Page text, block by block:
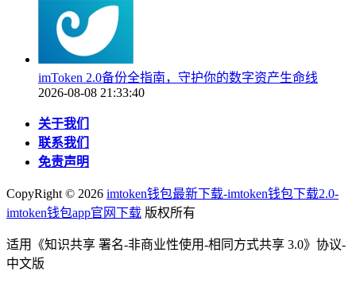
imToken 2.0备份全指南，守护你的数字资产生命线
2026-08-08 21:33:40
关于我们
联系我们
免责声明
CopyRight © 2026 imtoken钱包最新下载-imtoken钱包下载2.0-
imtoken钱包app官网下载 版权所有
适用《知识共享 署名-非商业性使用-相同方式共享 3.0》协议-
中文版